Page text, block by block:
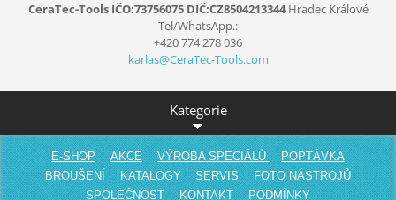
CeraTec-Tools IČO:73756075 DIČ:CZ8504213344Hradec Králové
Tel/WhatsApp.:
+420 774 278 036
karlas@CeraTec-Tools.com
Kategorie
E-SHOP AKCE VÝROBA SPECIÁLŮ
POPTÁVKA
BROUŠENÍ
KATALOGY SERVIS
FOTO NÁSTROJŮ
SPOLEČNOST
KONTAKT PODMÍNKY